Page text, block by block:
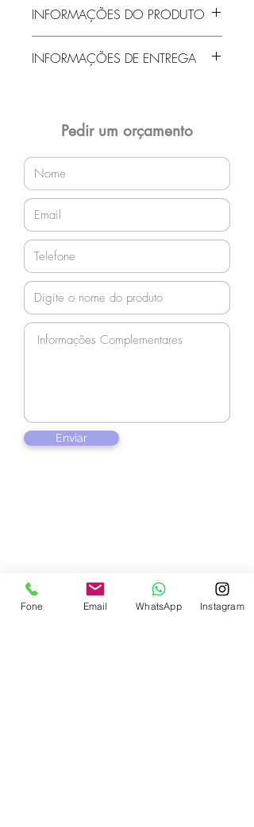
INFORMAÇÕES DO PRODUTO
INFORMAÇÕES DE ENTREGA
orçamento!Pedir um orçamento
Enviar
Fone Email WhatsApp Instagram